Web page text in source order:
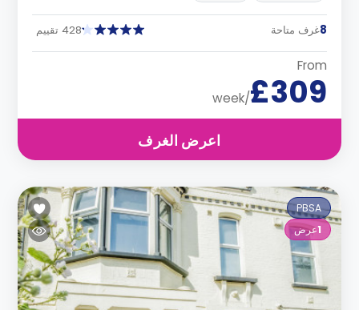
8غرف متاحة 428 تقييم
From
£309
/week
اعرض الغرف
PBSA
1عرض